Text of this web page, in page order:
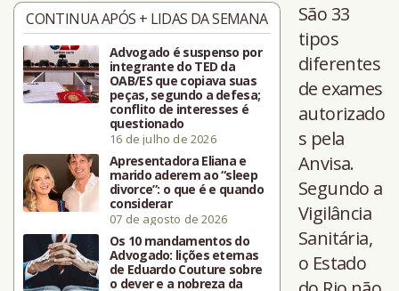
CONTINUA APÓS + LIDAS DA SEMANA
Advogado é suspenso por
integrante do TED da
OAB/ES que copiava suas
peças, segundo a defesa;
conflito de interesses é
questionado
16 de julho de 2026
Apresentadora Eliana e
marido aderem ao “sleep
divorce”: o que é e quando
considerar
07 de agosto de 2026
Os 10 mandamentos do
Advogado: lições eternas
de Eduardo Couture sobre
o dever e a nobreza da
São 33
tipos
diferentes
de exames
autorizado
s pela
Anvisa.
Segundo a
Vigilância
Sanitária,
o Estado